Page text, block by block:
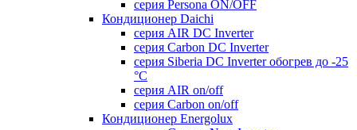
серия Persona ON/OFF
Кондиционер Daichi
серия AIR DC Inverter
серия Carbon DC Inverter
серия Siberia DC Inverter обогрев до -25
°С
серия AIR on/off
серия Carbon on/off
Кондиционер Energolux